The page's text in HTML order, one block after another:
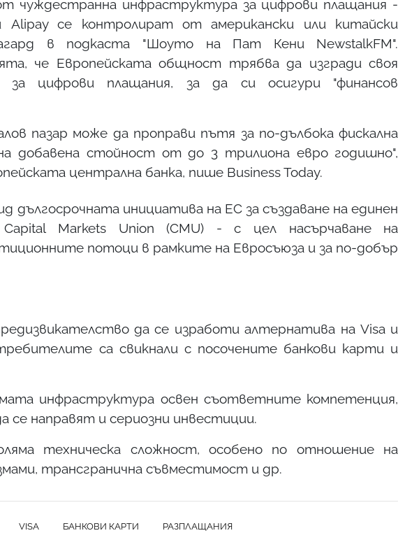
чуждестранна инфраструктура за цифрови плащания -
Alipay се контролират от американски или китайски
в подкаста "Шоуто на Пат Кени NewstalkFM".
че Европейската общност трябва да изгради своя
за цифрови плащания, за да си осигури "финансов
пазар може да проправи пътя за по-дълбока фискална
добавена стойност от до 3 трилиона евро годишно",
централна банка, пише Business Today.
дългосрочната инициатива на ЕС за създаване на единен
Markets Union (CMU) - с цел насърчаване на
потоци в рамките на Евросъюза и за по-добър
да се изработи алтернатива на Visa и
са свикнали с посочените банкови карти и
инфраструктура освен съответните компетенция,
се направят и сериозни инвестиции.
техническа сложност, особено по отношение на
трансгранична съвместимост и др.
VISA БАНКОВИ КАРТИ РАЗПЛАЩАНИЯ